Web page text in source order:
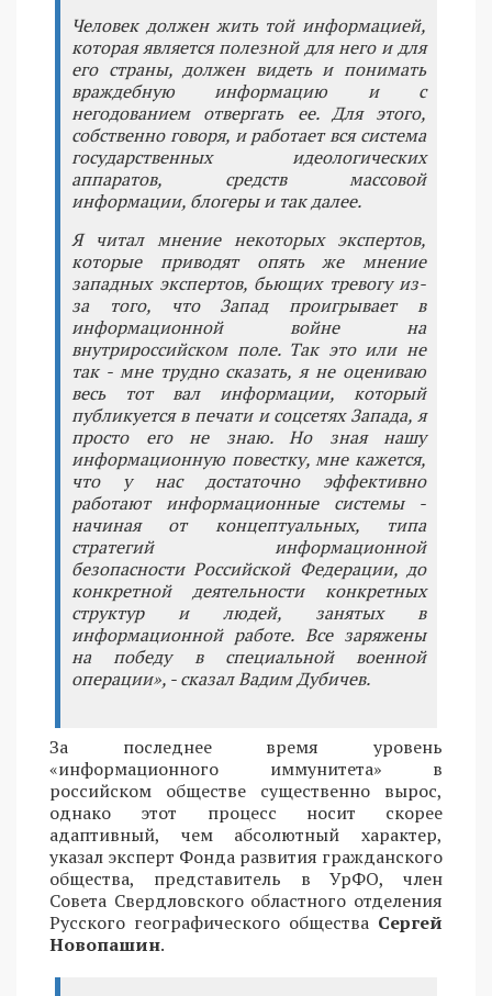
Человек должен жить той информацией,
которая является полезной для него и для
его страны, должен видеть и понимать
враждебную информацию и с
негодованием отвергать ее. Для этого,
собственно говоря, и работает вся система
государственных идеологических
аппаратов, средств массовой
информации, блогеры и так далее.
Я читал мнение некоторых экспертов,
которые приводят опять же мнение
западных экспертов, бьющих тревогу из-
за того, что Запад проигрывает в
информационной войне на
внутрироссийском поле. Так это или не
так - мне трудно сказать, я не оцениваю
весь тот вал информации, который
публикуется в печати и соцсетях Запада, я
просто его не знаю. Но зная нашу
информационную повестку, мне кажется,
что у нас достаточно эффективно
работают информационные системы -
начиная от концептуальных, типа
стратегий информационной
безопасности Российской Федерации, до
конкретной деятельности конкретных
структур и людей, занятых в
информационной работе. Все заряжены
на победу в специальной военной
операции», - сказал Вадим Дубичев.
За последнее время уровень
«информационного иммунитета» в
российском обществе существенно вырос,
однако этот процесс носит скорее
адаптивный, чем абсолютный характер,
указал эксперт Фонда развития гражданского
общества, представитель в УрФО, член
Совета Свердловского областного отделения
Русского географического общества Сергей
Новопашин.